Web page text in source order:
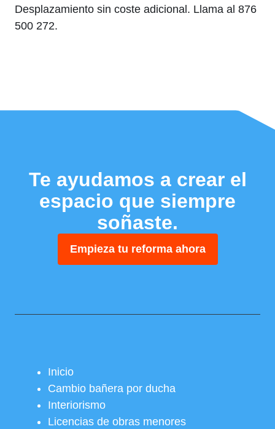
Desplazamiento sin coste adicional. Llama al 876
500 272.
Te ayudamos a crear el
espacio que siempre
soñaste.
Empieza tu reforma ahora
Inicio
Cambio bañera por ducha
Interiorismo
Licencias de obras menores